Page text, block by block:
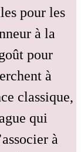
pour les
à la
pour
à
classique,
qui
à